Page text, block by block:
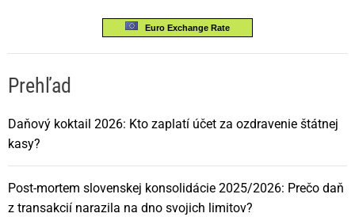
g
á
c
i
a
Euro Exchange Rate
Prehľad
Daňový koktail 2026: Kto zaplatí účet za ozdravenie štátnej
kasy?
Post-mortem slovenskej konsolidácie 2025/2026: Prečo daň
z transakcií narazila na dno svojich limitov?